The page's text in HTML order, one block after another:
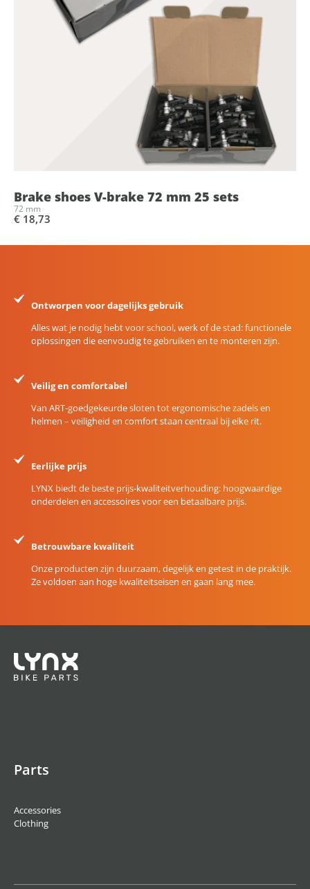
Brake shoes V-brake 72 mm 25 sets
72 mm
€ 18,73
Ontworpen voor dagelijks gebruik
Alles wat je nodig hebt voor school, werk of de stad: functionele
oplossingen die eenvoudig te gebruiken en te monteren zijn.
Veilig en comfortabel
Van ART-goedgekeurde sloten tot ergonomische zadels en
helmen – veiligheid en comfort staan centraal bij elke rit.
Eerlijke prijs
LYNX biedt de beste prijs-kwaliteitverhouding: hoogwaardige
onderdelen en accessoires voor een betaalbare prijs.
Betrouwbare kwaliteit
Onze producten zijn duurzaam, degelijk en getest in de praktijk.
Ze voldoen aan hoge kwaliteitseisen en gaan lang mee.
Parts
Accessories
Clothing